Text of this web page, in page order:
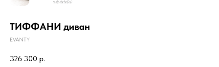
ТИФФАНИ диван
EVANTY
326 300 р.